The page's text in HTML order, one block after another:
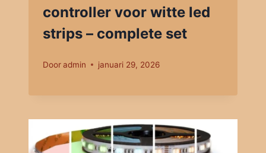
controller voor witte led
strips – complete set
Dooradmin januari 29, 2026